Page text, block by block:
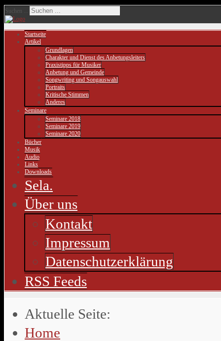
Suchen ...
Startseite
Artikel
Grundlagen
Charakter und Dienst des Anbetungsleiters
Praxistipps für Musiker
Anbetung und Gemeinde
Songwriting und Songauswahl
Portraits
Kritische Stimmen
Anderes
Seminare
Seminare 2018
Seminare 2019
Seminare 2020
Bücher
Musik
Audio
Links
Downloads
Sela.
Über uns
Kontakt
Impressum
Datenschutzerklärung
RSS Feeds
Aktuelle Seite:
Home